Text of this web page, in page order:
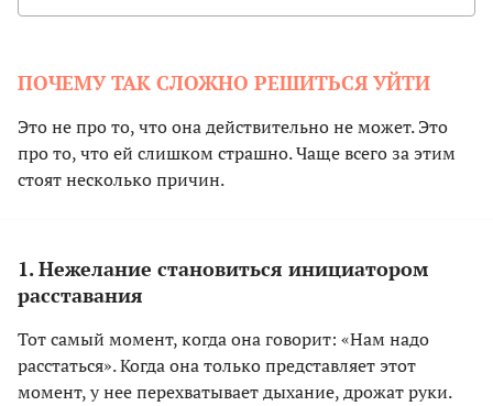
ПОЧЕМУ ТАК СЛОЖНО РЕШИТЬСЯ УЙТИ
Это не про то, что она действительно не может. Это
про то, что ей слишком страшно. Чаще всего за этим
стоят несколько причин.
1. Нежелание становиться инициатором
расставания
Тот самый момент, когда она говорит: «Нам надо
расстаться». Когда она только представляет этот
момент, у нее перехватывает дыхание, дрожат руки.